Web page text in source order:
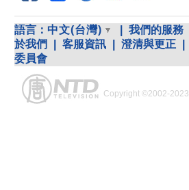
語言： 中文(台灣) 我們的服務
於我們
客服資訊 澄清與更正
委員會
Copyright ©2002-2023